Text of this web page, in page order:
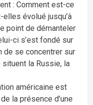
: Comment est-ce
évolué jusqu’à
point de démanteler
ci s’est fondé sur
se concentrer sur
la Russie, la
américaine est
la présence d’une